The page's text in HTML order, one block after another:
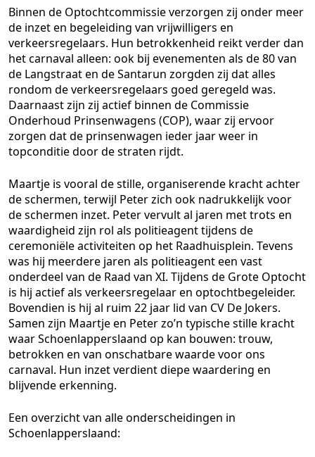
Binnen de Optochtcommissie verzorgen zij onder meer
de inzet en begeleiding van vrijwilligers en
verkeersregelaars. Hun betrokkenheid reikt verder dan
het carnaval alleen: ook bij evenementen als de 80 van
de Langstraat en de Santarun zorgden zij dat alles
rondom de verkeersregelaars goed geregeld was.
Daarnaast zijn zij actief binnen de Commissie
Onderhoud Prinsenwagens (COP), waar zij ervoor
zorgen dat de prinsenwagen ieder jaar weer in
topconditie door de straten rijdt.
Maartje is vooral de stille, organiserende kracht achter
de schermen, terwijl Peter zich ook nadrukkelijk voor
de schermen inzet. Peter vervult al jaren met trots en
waardigheid zijn rol als politieagent tijdens de
ceremoniële activiteiten op het Raadhuisplein. Tevens
was hij meerdere jaren als politieagent een vast
onderdeel van de Raad van XI. Tijdens de Grote Optocht
is hij actief als verkeersregelaar en optochtbegeleider.
Bovendien is hij al ruim 22 jaar lid van CV De Jokers.
Samen zijn Maartje en Peter zo’n typische stille kracht
waar Schoenlapperslaand op kan bouwen: trouw,
betrokken en van onschatbare waarde voor ons
carnaval. Hun inzet verdient diepe waardering en
blijvende erkenning.
Een overzicht van alle onderscheidingen in
Schoenlapperslaand: